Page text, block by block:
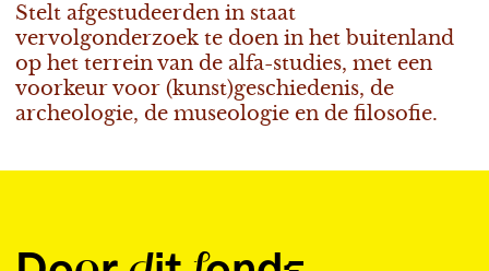
Stelt afgestudeerden in staat
vervolgonderzoek te doen in het buitenland
op het terrein van de alfa-studies, met een
voorkeur voor (kunst)geschiedenis, de
archeologie, de museologie en de filosofie.